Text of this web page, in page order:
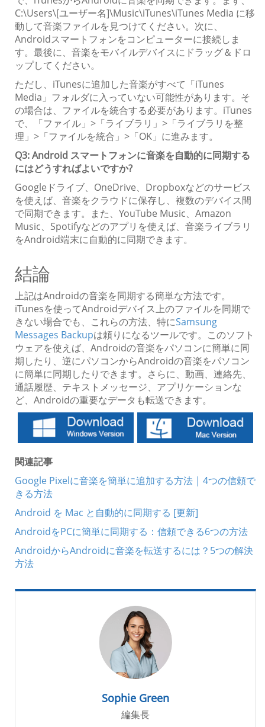
C:\Users\[ユーザー名]\Music\iTunes\iTunes Media に移
動して音楽ファイルを見つけてください。次に、
Androidスマートフォンをコンピューターに接続しま
す。最後に、音楽をモバイルデバイスにドラッグ＆ドロ
ップしてください。
ただし、iTunesに追加した音楽がすべて「iTunes
Media」フォルダに入っていない可能性があります。そ
の場合は、ファイルを統合する必要があります。iTunes
で、「ファイル」>「ライブラリ」>「ライブラリを整
理」>「ファイルを統合」>「OK」に進みます。
Q3: Android スマートフォンに音楽を自動的に同期する
にはどうすればよいですか?
Googleドライブ、OneDrive、Dropboxなどのサービス
を使えば、音楽をクラウドに保存し、複数のデバイス間
で同期できます。また、YouTube Music、Amazon
Music、Spotifyなどのアプリを使えば、音楽ライブラリ
をAndroid端末に自動的に同期できます。
結論
上記はAndroidの音楽を同期する簡単な方法です。
iTunesを使ってAndroidデバイス上のファイルを同期で
きない場合でも、これらの方法、特にSamsung
Messages Backupは頼りになるツールです。このソフト
ウェアを使えば、Androidの音楽をパソコンに簡単に同
期したり、逆にパソコンからAndroidの音楽をパソコン
に簡単に同期したりできます。さらに、動画、連絡先、
通話履歴、テキストメッセージ、アプリケーションな
ど、Androidの重要なデータも転送できます。
関連記事
Google Pixelに音楽を簡単に追加する方法 | 4つの信頼で
きる方法
Android を Mac と自動的に同期する [更新]
AndroidをPCに簡単に同期する：信頼できる6つの方法
AndroidからAndroidに音楽を転送するには？5つの解決
方法
Sophie Green
編集長